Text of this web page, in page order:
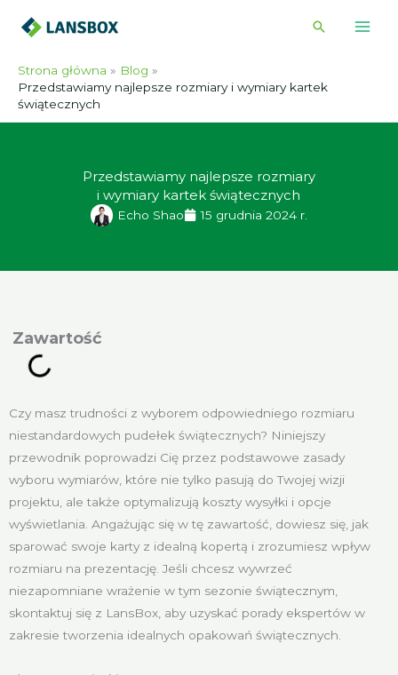
Strona główna
Blog
Przedstawiamy najlepsze rozmiary i wymiary kartek
świątecznych
Przedstawiamy najlepsze rozmiary
i wymiary kartek świątecznych
Echo Shao 15 grudnia 2024 r.
Czy masz trudności z wyborem odpowiedniego rozmiaru
niestandardowych pudełek świątecznych? Niniejszy
przewodnik poprowadzi Cię przez podstawowe zasady
wyboru wymiarów, które nie tylko pasują do Twojej wizji
projektu, ale także optymalizują koszty wysyłki i opcje
wyświetlania. Angażując się w tę zawartość, dowiesz się, jak
sparować swoje karty z idealną kopertą i zrozumiesz wpływ
rozmiaru na prezentację. Jeśli chcesz wywrzeć
niezapomniane wrażenie w tym sezonie świątecznym,
skontaktuj się z LansBox, aby uzyskać porady ekspertów w
zakresie tworzenia idealnych opakowań świątecznych.